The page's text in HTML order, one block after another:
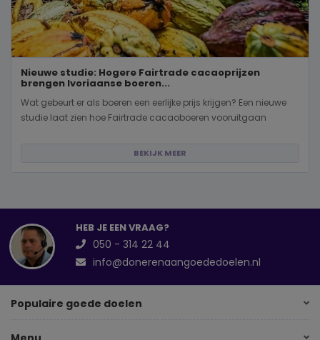
Nieuwe studie: Hogere Fairtrade cacaoprijzen
brengen Ivoriaanse boeren...
Wat gebeurt er als boeren een eerlijke prijs krijgen? Een nieuwe
studie laat zien hoe Fairtrade cacaoboeren vooruitgaan
BEKIJK MEER
HEB JE EEN VRAAG?
050 - 314 22 44
info@donerenaangoededoelen.nl
Populaire goede doelen